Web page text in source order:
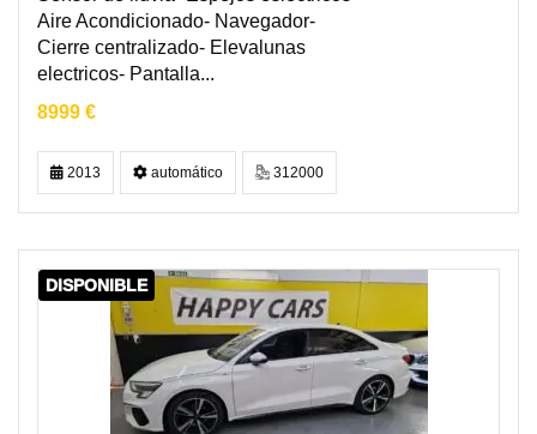
Aire Acondicionado- Navegador-
Cierre centralizado- Elevalunas
electricos- Pantalla...
8999 €
2013 automático 312000
DISPONIBLE